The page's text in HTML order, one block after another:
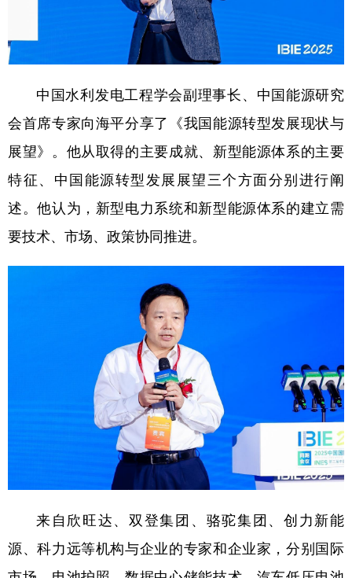
中国水利发电工程学会副理事长、中国能源研究
会首席专家向海平分享了《我国能源转型发展现状与
展望》。他从取得的主要成就、新型能源体系的主要
特征、中国能源转型发展展望三个方面分别进行阐
述。他认为，新型电力系统和新型能源体系的建立需
要技术、市场、政策协同推进。
来自欣旺达、双登集团、骆驼集团、创力新能
源、科力远等机构与企业的专家和企业家，分别国际